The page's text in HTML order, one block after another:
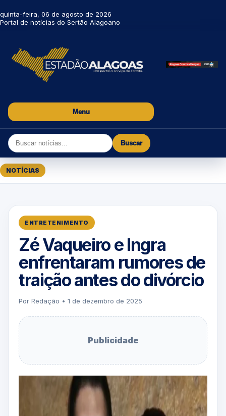
quinta-feira, 06 de agosto de 2026
Portal de notícias do Sertão Alagoano
Menu
Buscar
NOTÍCIAS
ENTRETENIMENTO
Zé Vaqueiro e Ingra
enfrentaram rumores de
traição antes do divórcio
Por Redação • 1 de dezembro de 2025
Publicidade